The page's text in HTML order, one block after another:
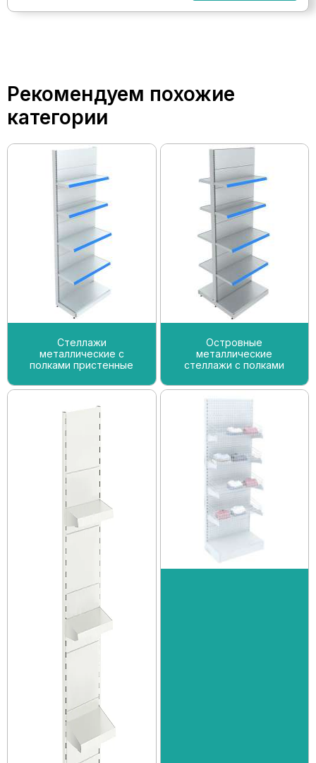
Рекомендуем похожие
категории
Стеллажи
металлические с
полками пристенные
Островные
металлические
стеллажи с полками